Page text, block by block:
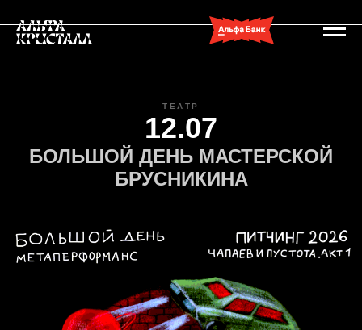
ТЕАТР
12.07
БОЛЬШОЙ ДЕНЬ МАСТЕРСКОЙ
БРУСНИКИНА